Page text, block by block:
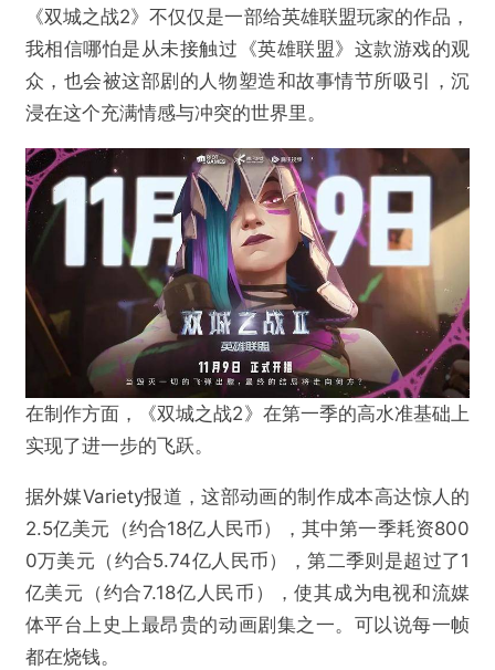
《双城之战2》不仅仅是一部给英雄联盟玩家的作品，
我相信哪怕是从未接触过《英雄联盟》这款游戏的观
众，也会被这部剧的人物塑造和故事情节所吸引，沉
浸在这个充满情感与冲突的世界里。
在制作方面，《双城之战2》在第一季的高水准基础上
实现了进一步的飞跃。
据外媒Variety报道，这部动画的制作成本高达惊人的
2.5亿美元（约合18亿人民币），其中第一季耗资800
0万美元（约合5.74亿人民币），第二季则是超过了1
亿美元（约合7.18亿人民币），使其成为电视和流媒
体平台上史上最昂贵的动画剧集之一。可以说每一帧
都在烧钱。